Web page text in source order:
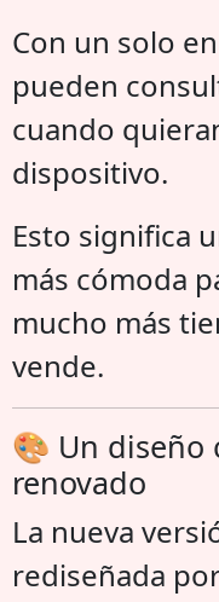
Con un solo
pueden
cuando
dispositivo.
Esto significa
más cómoda
mucho más
vende.
🎨 Un diseño
renovado
La nueva
rediseñada